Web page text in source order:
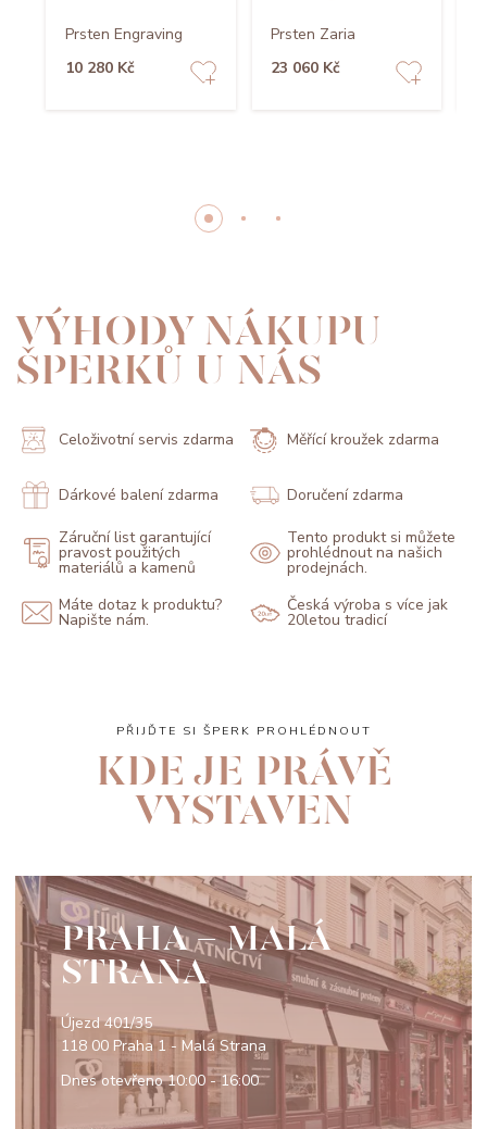
Prsten Engraving
10 280 Kč
Prsten Zaria
23 060 Kč
VÝHODY NÁKUPU
ŠPERKŮ U NÁS
Celoživotní servis zdarma Měřící kroužek zdarma
Dárkové balení zdarma Doručení zdarma
Záruční list garantující
pravost použitých
materiálů a kamenů
Tento produkt si můžete
prohlédnout na našich
prodejnách.
Máte dotaz k produktu?
Napište nám.
Česká výroba s více jak
20letou tradicí
PŘIJĎTE SI ŠPERK PROHLÉDNOUT
KDE JE PRÁVĚ
VYSTAVEN
PRAHA - MALÁ
STRANA
Újezd 401/35
118 00 Praha 1 - Malá Strana
Dnes otevřeno10:00 - 16:00